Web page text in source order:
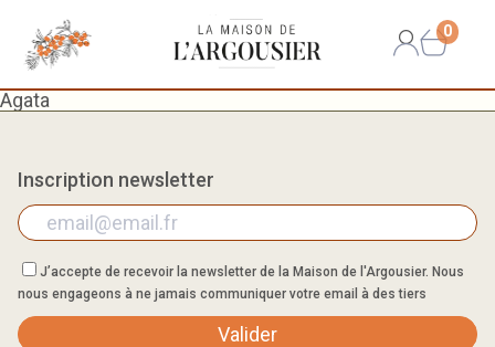
0
Agata
Inscription newsletter
J’accepte de recevoir la newsletter de la Maison de l'Argousier. Nous
nous engageons à ne jamais communiquer votre email à des tiers
Valider